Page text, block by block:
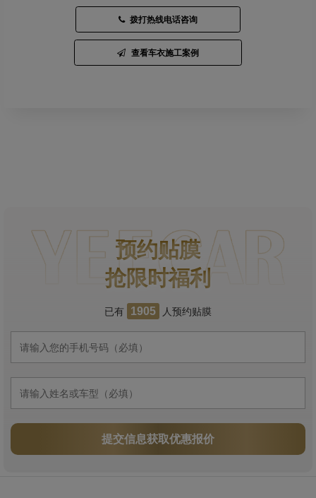
拨打热线电话咨询
查看车衣施工案例
预约贴膜
抢限时福利
已有 1905 人预约贴膜
提交信息获取优惠报价